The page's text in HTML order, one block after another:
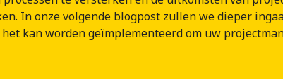
In onze volgende blogpost zullen we dieper
het kan worden geïmplementeerd om uw